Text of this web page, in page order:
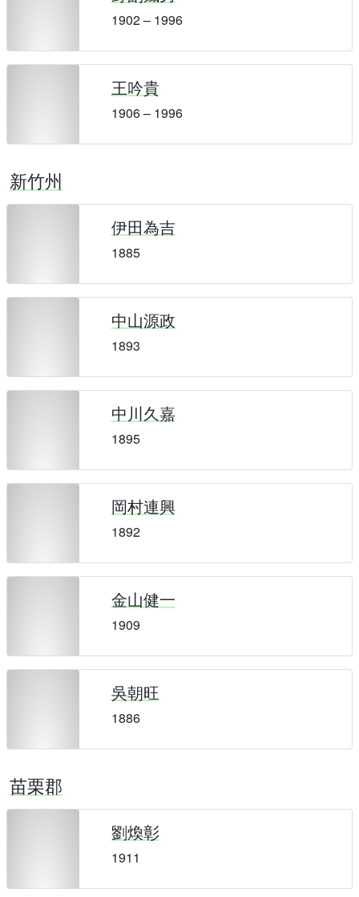
1902 – 1996
王吟貴
1906 – 1996
新竹州
伊田為吉
1885
中山源政
1893
中川久嘉
1895
岡村連興
1892
金山健一
1909
吳朝旺
1886
苗栗郡
劉煥彰
1911